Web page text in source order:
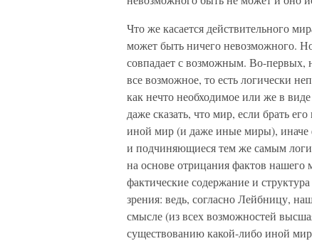
Что же касается действительного
может быть ничего невозможного.
совпадает с возможным. Во-первых,
все возможное, то есть логически
как нечто необходимое или же в
даже сказать, что мир, если брать
иной мир (и даже иные миры), иначе
и подчиняющиеся тем же самым
на основе отрицания фактов нашего
фактические содержание и
зрения: ведь, согласно Лейбницу,
смысле (из всех возможностей
существованию какой-либо иной